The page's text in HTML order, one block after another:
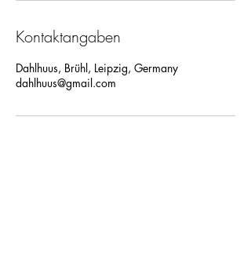
Kontaktangaben
Dahlhuus, Brühl, Leipzig, Germany
dahlhuus@gmail.com